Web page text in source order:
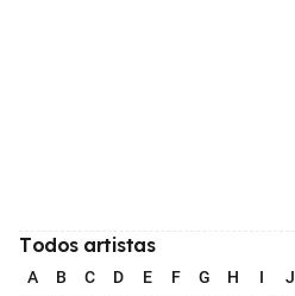
Todos artistas
A B C D E F G H I J